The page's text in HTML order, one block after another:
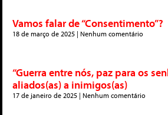
Vamos falar de “Consentimento”?
18 de março de 2025 Nenhum comentário
“Guerra entre nós, paz para os
aliados(as) a inimigos(as)
17 de janeiro de 2025 Nenhum comentário